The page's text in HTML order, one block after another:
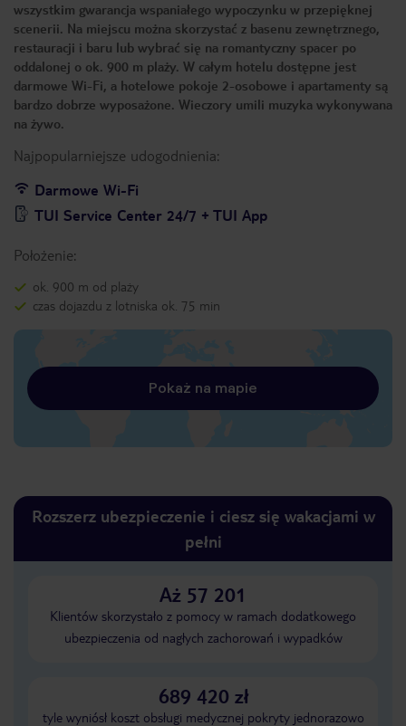
wszystkim gwarancja wspaniałego wypoczynku w przepięknej
scenerii. Na miejscu można skorzystać z basenu zewnętrznego,
restauracji i baru lub wybrać się na romantyczny spacer po
oddalonej o ok. 900 m plaży. W całym hotelu dostępne jest
darmowe Wi-Fi, a hotelowe pokoje 2-osobowe i apartamenty są
bardzo dobrze wyposażone. Wieczory umili muzyka wykonywana
na żywo.
Najpopularniejsze udogodnienia:
Darmowe Wi-Fi
TUI Service Center 24/7 + TUI App
Położenie:
ok. 900 m od plaży
czas dojazdu z lotniska ok. 75 min
Pokaż na mapie
Rozszerz ubezpieczenie i ciesz się wakacjami w
pełni
Aż 57 201
Klientów skorzystało z pomocy w ramach dodatkowego
ubezpieczenia od nagłych zachorowań i wypadków
689 420 zł
tyle wyniósł koszt obsługi medycznej pokryty jednorazowo